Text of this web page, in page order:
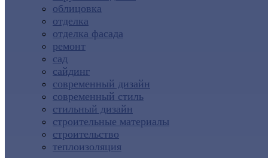
облицовка
отделка
отделка фасада
ремонт
сад
сайдинг
современный дизайн
современный стиль
стильный дизайн
строительные материалы
строительство
теплоизоляция